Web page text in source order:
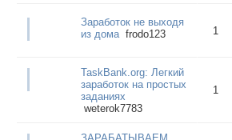
Заработок не выходя
из дома frodo123 1
TaskBank.org: Легкий
заработок на простых
заданиях
weterok7783
1